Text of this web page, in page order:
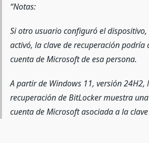
Notas:
Si otro usuario configuró el
activó, la clave de recuperación podría
cuenta de Microsoft de esa persona.
A partir de Windows 11, versión 24H2,
recuperación de BitLocker muestra
cuenta de Microsoft asociada a la